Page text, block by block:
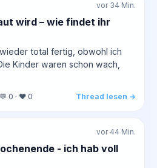
vor 34 Min.
wird – wie findet ihr
total fertig, obwohl ich
Kinder waren schon wach,
💬 0 · ❤️ 0 Thread lesen →
vor 44 Min.
- ich hab voll